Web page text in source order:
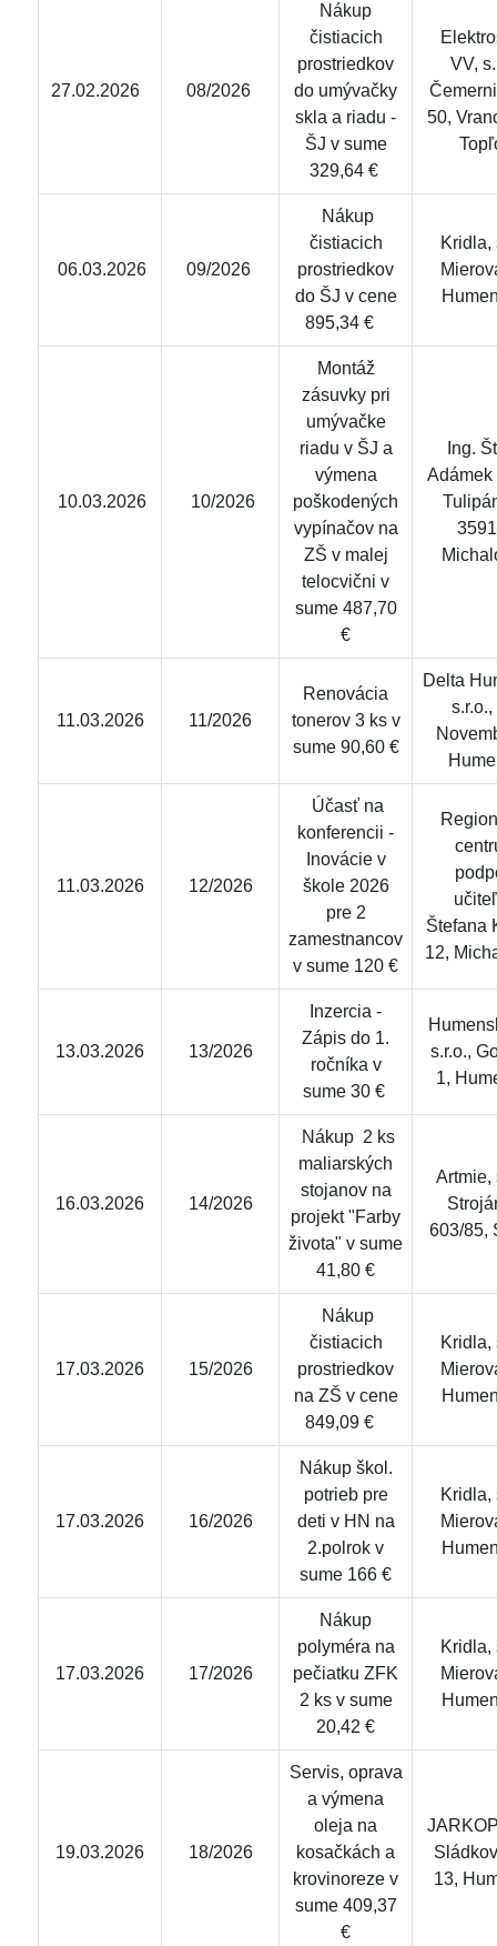
27.02.2026 08/2026
Nákup
čistiacich
prostriedkov
do umývačky
skla a riadu -
ŠJ v sume
329,64 €
VV,
50,
06.03.2026 09/2026
Nákup
čistiacich
prostriedkov
do ŠJ v cene
895,34 €
Kridla,
10.03.2026 10/2026
Montáž
zásuvky pri
umývačke
riadu v ŠJ a
výmena
poškodených
vypínačov na
ZŠ v malej
telocvični v
sume 487,70
€
Ing.
Adámek
11.03.2026 11/2026
Renovácia
tonerov 3 ks v
sume 90,60 €
Delta
s.r.o.,
11.03.2026 12/2026
Účasť na
konferencii -
Inovácie v
škole 2026
pre 2
zamestnancov
v sume 120 €
Štefana
12,
13.03.2026 13/2026
Inzercia -
Zápis do 1.
ročníka v
sume 30 €
s.r.o.,
1,
16.03.2026 14/2026
Nákup 2 ks
maliarských
stojanov na
projekt "Farby
života" v sume
41,80 €
Artmie,
603/85,
17.03.2026 15/2026
Nákup
čistiacich
prostriedkov
na ZŠ v cene
849,09 €
Kridla,
17.03.2026 16/2026
Nákup škol.
potrieb pre
deti v HN na
2.polrok v
sume 166 €
Kridla,
17.03.2026 17/2026
Nákup
polyméra na
pečiatku ZFK
2 ks v sume
20,42 €
Kridla,
19.03.2026 18/2026
Servis, oprava
a výmena
oleja na
kosačkách a
krovinoreze v
sume 409,37
€
13,